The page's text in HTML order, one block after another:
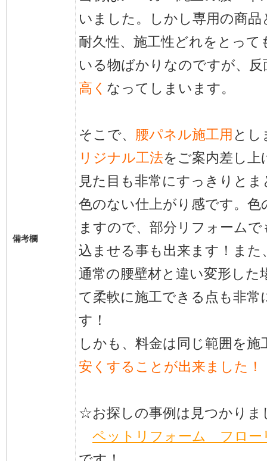
備考欄
いました。しかし専用の商
耐久性、施工性どれをとって
いる物ばかりなのですが、
高く なってしまいます。
そこで、 腰パネル施工用 とし
リジナル工法をご案内差し上
見た目も非常にすっきりと
色のない仕上がり感です。
ますので、部分リフォーム
込ませる事も出来ます！ま
通常の腰壁材と違い変形した
て柔軟に施工できる点も非
す！
しかも、料金は同じ範囲を施
安くすることが出来ました！
☆お探しの事例は見つかりま
ペットリフォーム フロー